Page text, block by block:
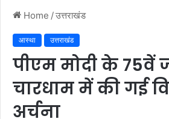
Home /उत्तराखंड
आस्था उत्तराखंड
पीएम मोदी के 75वें
चारधाम में की गई
अर्चना